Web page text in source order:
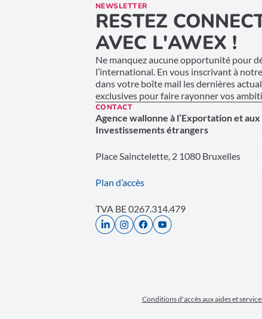
NEWSLETTER
RESTEZ
AVEC L'AWEX !
Ne manquez aucune opportunité pour
l’international. En vous inscrivant à
dans votre boîte mail les dernières
exclusives pour faire rayonner vos
CONTACT
Agence wallonne à l’Exportation et aux
Investissements étrangers
Place Sainctelette, 2 1080 Bruxelles
Plan d’accès
TVA BE 0267.314.479
Conditions d'accès aux aides et